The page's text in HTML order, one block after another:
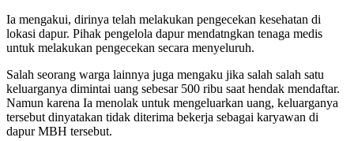
Ia mengakui, dirinya telah melakukan pengecekan kesehatan di
lokasi dapur. Pihak pengelola dapur mendatngkan tenaga medis
untuk melakukan pengecekan secara menyeluruh.
Salah seorang warga lainnya juga mengaku jika salah salah satu
keluarganya dimintai uang sebesar 500 ribu saat hendak mendaftar.
Namun karena Ia menolak untuk mengeluarkan uang, keluarganya
tersebut dinyatakan tidak diterima bekerja sebagai karyawan di
dapur MBH tersebut.